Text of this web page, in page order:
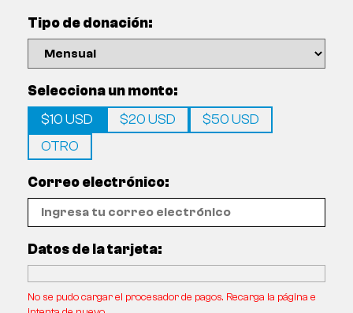
Tipo de donación:
Selecciona un monto:
$10 USD
$20 USD
$50 USD
OTRO
Correo electrónico:
Datos de la tarjeta:
No se pudo cargar el procesador de pagos. Recarga la página e